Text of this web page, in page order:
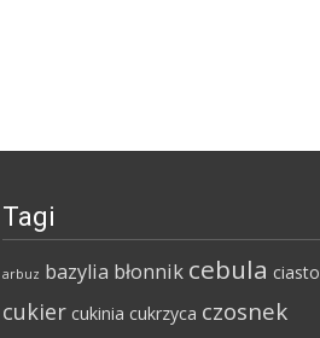
Tagi
arbuz bazylia błonnik cebula ciasto
cukier cukinia cukrzyca czosnek